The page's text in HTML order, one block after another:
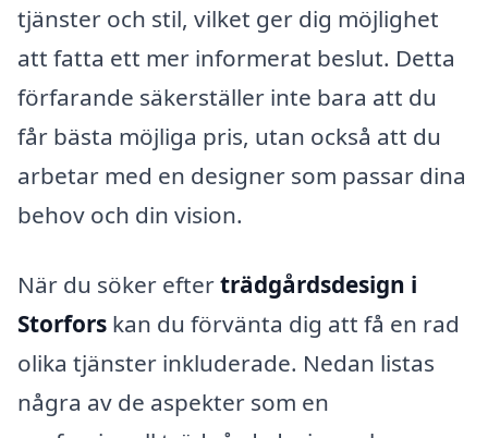
tjänster och stil, vilket ger dig möjlighet
att fatta ett mer informerat beslut. Detta
förfarande säkerställer inte bara att du
får bästa möjliga pris, utan också att du
arbetar med en designer som passar dina
behov och din vision.
När du söker efterträdgårdsdesign i
Storfors kan du förvänta dig att få en rad
olika tjänster inkluderade. Nedan listas
några av de aspekter som en